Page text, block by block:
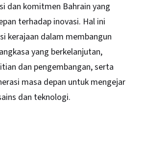
dan komitmen Bahrain yang
terhadap inovasi. Hal ini
kerajaan dalam membangun
yang berkelanjutan,
dan pengembangan, serta
masa depan untuk mengejar
dan teknologi.